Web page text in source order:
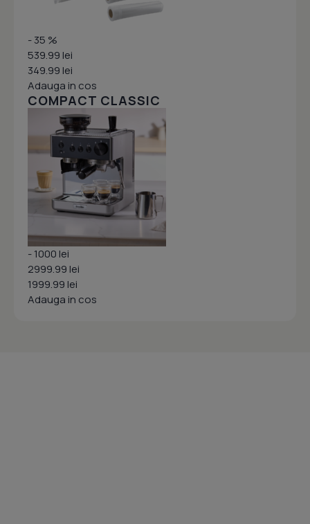
- 35 %
539.99 lei
349.99 lei
Adauga in cos
COMPACT CLASSIC
- 1000 lei
2999.99 lei
1999.99 lei
Adauga in cos